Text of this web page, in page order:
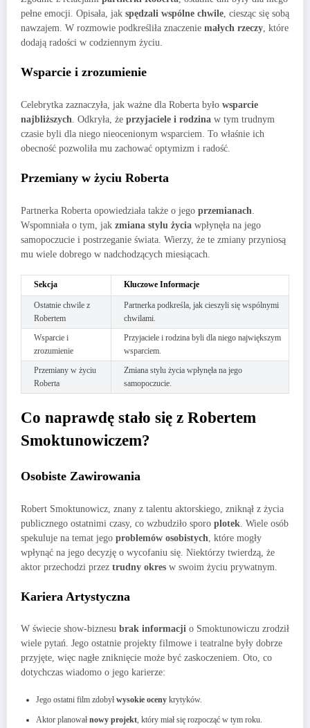
pełne emocji. Opisała, jak spędzali wspólne chwile, ciesząc się sobą
nawzajem. W rozmowie podkreśliła znaczenie małych rzeczy, które
dodają radości w codziennym życiu.
Wsparcie i zrozumienie
Celebrytka zaznaczyła, jak ważne dla Roberta było wsparcie
najbliższych . Odkryła, że przyjaciele i rodzina w tym trudnym
czasie byli dla niego nieocenionym wsparciem. To właśnie ich
obecność pozwoliła mu zachować optymizm i radość.
Przemiany w życiu Roberta
Partnerka Roberta opowiedziała także o jego przemianach
Wspomniała o tym, jak zmiana stylu życia wpłynęła na jego
samopoczucie i postrzeganie świata. Wierzy, że te zmiany przyniosą
mu wiele dobrego w nadchodzących miesiącach.
Sekcja Kluczowe Informacje
Ostatnie chwile z
Robertem
Partnerka podkreśla, jak cieszyli się wspólnymi
chwilami.
Wsparcie i
zrozumienie
Przyjaciele i rodzina byli dla niego największym
wsparciem.
Przemiany w życiu
Roberta
Zmiana stylu życia wpłynęła na jego
samopoczucie.
Co naprawdę stało się z Robertem
Smoktunowiczem?
Osobiste Zawirowania
Robert Smoktunowicz, znany z talentu aktorskiego, zniknął z życia
publicznego ostatnimi czasy, co wzbudziło sporo plotek . Wiele osób
spekuluje na temat jego problemów osobistych , które mogły
wpłynąć na jego decyzję o wycofaniu się. Niektórzy twierdzą, że
aktor przechodzi przez trudny okres w swoim życiu prywatnym.
Kariera Artystyczna
W świecie show-biznesu brak informacji o Smoktunowiczu zrodził
wiele pytań. Jego ostatnie projekty filmowe i teatralne były dobrze
przyjęte, więc nagłe zniknięcie może być zaskoczeniem. Oto, co
dotychczas wiadomo o jego karierze:
Jego ostatni film zdobyłwysokie oceny krytyków.
Aktor planowałnowy projekt , który miał się rozpocząć w tym roku.